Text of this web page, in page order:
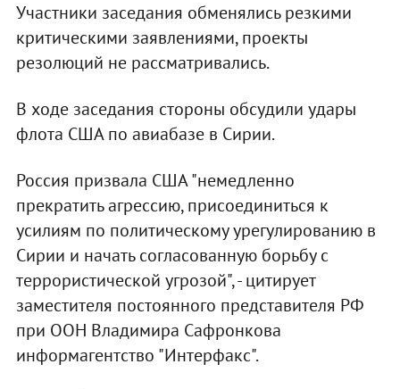
Участники заседания обменялись резкими
критическими заявлениями, проекты
резолюций не рассматривались.
В ходе заседания стороны обсудили удары
флота США по авиабазе в Сирии.
Россия призвала США "немедленно
прекратить агрессию, присоединиться к
усилиям по политическому урегулированию в
Сирии и начать согласованную борьбу с
террористической угрозой", - цитирует
заместителя постоянного представителя РФ
при ООН Владимира Сафронкова
информагентство "Интерфакс".